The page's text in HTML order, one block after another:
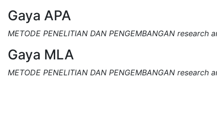
Gaya APA
METODE PENELITIAN DAN PENGEMBANGAN research
Gaya MLA
METODE PENELITIAN DAN PENGEMBANGAN research